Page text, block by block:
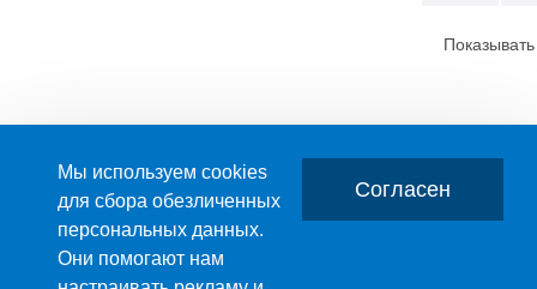
Мы используем cookies
для сбора обезличенных
персональных данных.
Они помогают нам
Согласен